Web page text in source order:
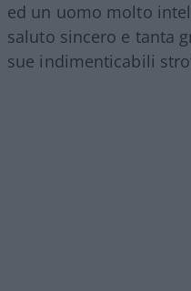
ed un uomo molto
saluto sincero e tanta
sue indimenticabili